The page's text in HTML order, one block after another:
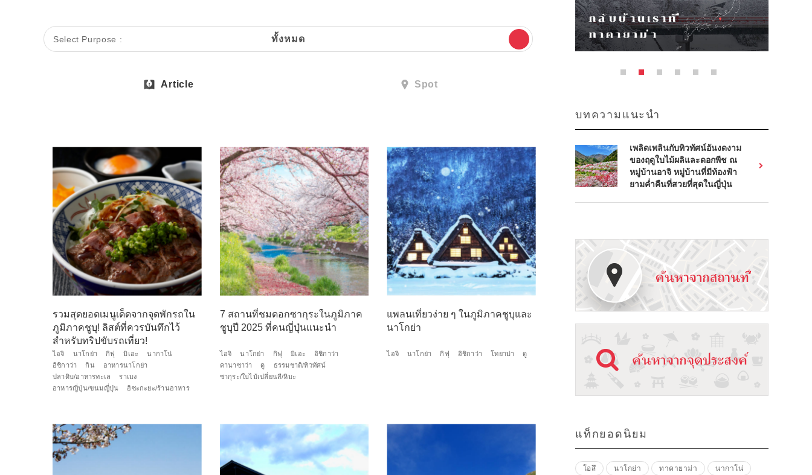
Select Purpose : ทั้งหมด
Article Spot
รวมสุดยอดเมนูเด็ดจากจุดพักรถใน
ภูมิภาคชูบุ! ลิสต์ที่ควรบันทึกไว้
สำหรับทริปขับรถเที่ยว!
ไอจิ นาโกย่า กิฟุ มิเอะ
นากาโน่
อิชิกาว่า
กิน
อาหารนาโกย่า
ปลาดิบ/อาหารทะเล
ราเมง
อาหารญี่ปุ่น/ขนมญี่ปุ่น
อิซะกะยะ/ร้านอาหาร
7 สถานที่ชมดอกซากุระในภูมิภาค
ชูบุปี 2025 ที่คนญี่ปุ่นแนะนำ
ไอจิ นาโกย่า กิฟุ มิเอะ
อิชิกาว่า
คานาซาว่า
ดู
ธรรมชาติ/ทิวทัศน์
ซากุระ/ใบไม้เปลี่ยนสี/หิมะ
แพลนเที่ยวง่าย ๆ ในภูมิภาคชูบุและ
นาโกย่า
ไอจิ นาโกย่า กิฟุ อิชิกาว่า โทยาม่า ดู
บทความแนะนำ
เพลิดเพลินกับทิวทัศน์อันงดงาม
ของฤดูใบไม้ผลิและดอกพีช ณ
หมู่บ้านอาจิ หมู่บ้านที่มีท้องฟ้า
ยามค่ำคืนที่สวยที่สุดในญี่ปุ่น
แท็กยอดนิยม
โอสึ นาโกย่า ทาคายาม่า นากาโน่